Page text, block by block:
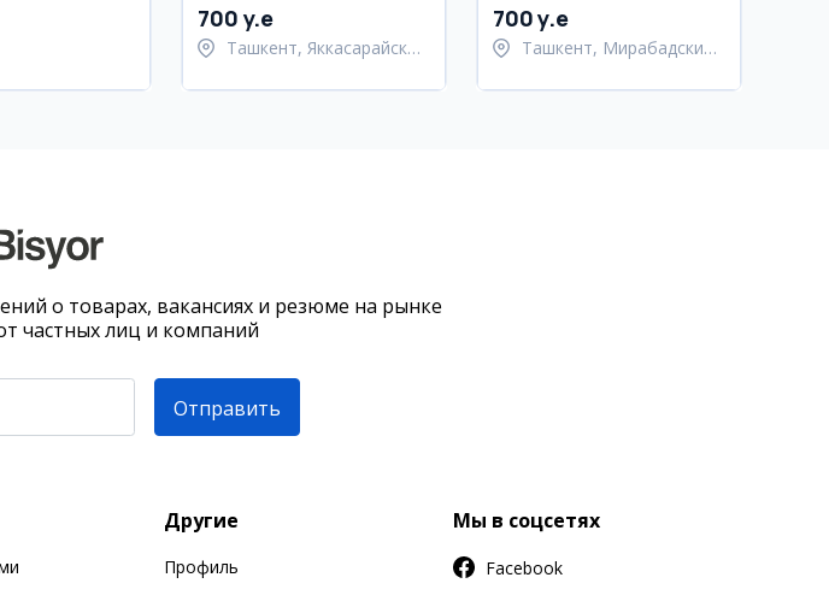
700 y.e
Ташкент, Яккасарайский
м²
700 y.e
Ташкент, Мирабадский
о товарах, вакансиях и резюме на рынке
частных лиц и компаний
Отправить
Другие
Профиль
Мы в соцсетях
Facebook